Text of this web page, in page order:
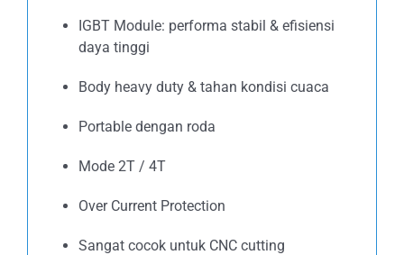
IGBT Module: performa stabil & efisiensi
daya tinggi
Body heavy duty & tahan kondisi cuaca
Portable dengan roda
Mode 2T / 4T
Over Current Protection
Sangat cocok untuk CNC cutting